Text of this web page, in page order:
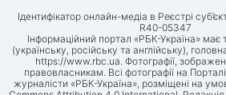
Ідентифікатор онлайн-медіа в Реєстрі
R40-05347
Інформаційний портал «РБК-Україна» має
(українську, російську та англійську),
https://www.rbc.ua. Фотографії,
правовласникам. Всі фотографії на
журналісти «РБК-Україна», розміщені на